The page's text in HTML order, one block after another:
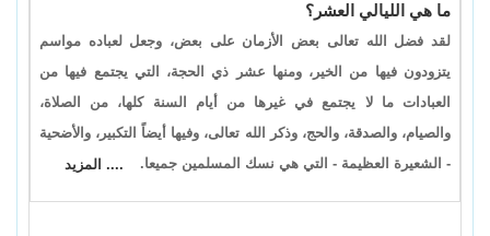
ما هي الليالي العشر؟
لقد فضل الله تعالى بعض الأزمان على بعض، وجعل لعباده مواسم
يتزودون فيها من الخير، ومنها عشر ذي الحجة، التي يجتمع فيها من
العبادات ما لا يجتمع في غيرها من أيام السنة كلها، من الصلاة،
والصيام، والصدقة، والحج، وذكر الله تعالى، وفيها أيضاً التكبير، والأضحية
- الشعيرة العظيمة - التي هي نسك المسلمين جميعا.
.... المزيد